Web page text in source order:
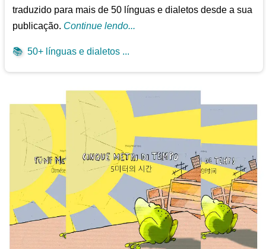
traduzido para mais de 50 línguas e dialetos desde a sua
publicação. Continue lendo...
📚 50+ línguas e dialetos ...